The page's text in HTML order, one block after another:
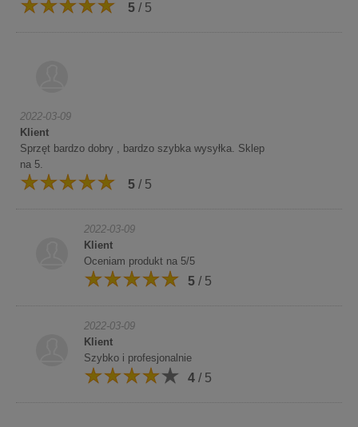
5 / 5
2022-03-09
Klient
Sprzęt bardzo dobry , bardzo szybka wysyłka. Sklep
na 5.
5 / 5
2022-03-09
Klient
Oceniam produkt na 5/5
5 / 5
2022-03-09
Klient
Szybko i profesjonalnie
4 / 5